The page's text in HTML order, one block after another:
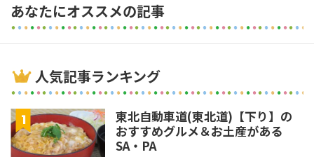
あなたにオススメの記事
人気記事ランキング
東北自動車道(東北道)【下り】の
おすすめグルメ＆お土産がある
SA・PA